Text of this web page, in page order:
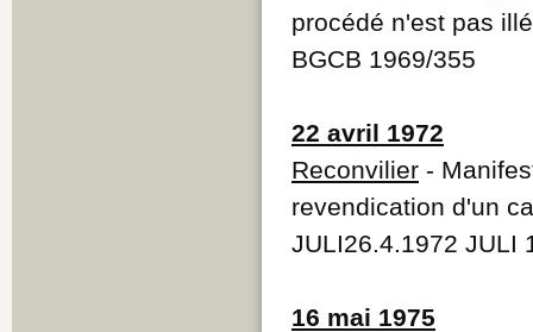
procédé n'est pas
BGCB 1969/355
22 avril 1972
Reconvilier -
revendication d'un
JULI26.4.1972 JULI
16 mai 1975